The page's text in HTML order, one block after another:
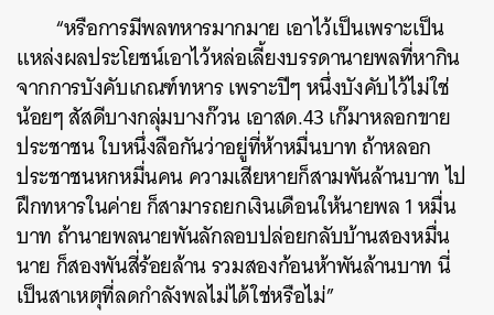
“หรือการมีพลทหารมากมาย เอาไว้เป็นเพราะเป็น
แหล่งผลประโยชน์เอาไว้หล่อเลี้ยงบรรดานายพลที่หากิน
จากการบังคับเกณฑ์ทหาร เพราะปีๆ หนึ่งบังคับไว้ไม่ใช่
น้อยๆ สัสดีบางกลุ่มบางก๊วน เอาสด.43 เก๊มาหลอกขาย
ประชาชน ใบหนึ่งลือกันว่าอยู่ที่ห้าหมื่นบาท ถ้าหลอก
ประชาชนหกหมื่นคน ความเสียหายก็สามพันล้านบาท ไป
ฝึกทหารในค่าย ก็สามารถยกเงินเดือนให้นายพล 1 หมื่น
บาท ถ้านายพลนายพันลักลอบปล่อยกลับบ้านสองหมื่น
นาย ก็สองพันสี่ร้อยล้าน รวมสองก้อนห้าพันล้านบาท นี่
เป็นสาเหตุที่ลดกำลังพลไม่ได้ใช่หรือไม่”